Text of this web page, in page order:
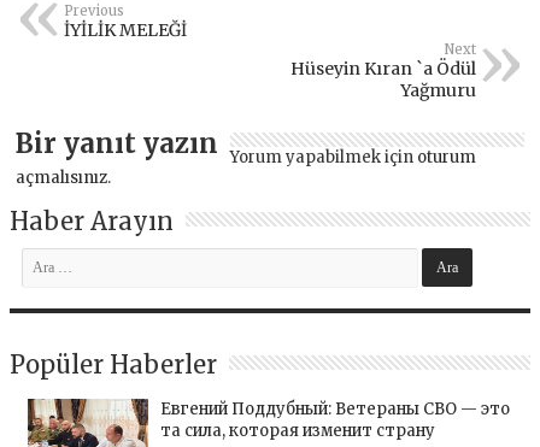
Previous
İYİLİK MELEĞİ
Next
Hüseyin Kıran `a Ödül
Yağmuru
Bir yanıt yazın Yorum yapabilmek için oturum
açmalısınız.
Haber Arayın
Popüler Haberler
Евгений Поддубный: Ветераны СВО — это
та сила, которая изменит страну